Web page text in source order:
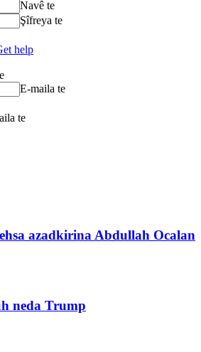
Navê te
Şîfreya te
help
E-maila te
te
azadkirina Abdullah Ocalan
neda Trump